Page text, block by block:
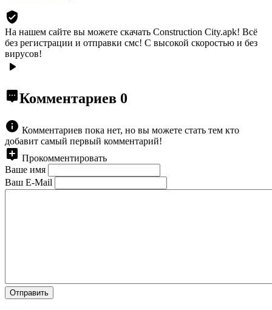
На нашем сайте вы можете скачать Construction City.apk! Всё
без регистрации и отправки смс! С высокой скоростью и без
вирусов!
Комментариев 0
Комментариев пока нет, но вы можете стать тем кто
добавит самый первый комментарий!
Прокомментировать
Ваше имя
Ваш E-Mail
Отправить